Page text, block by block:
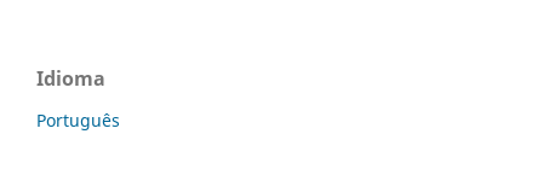
Idioma
Português